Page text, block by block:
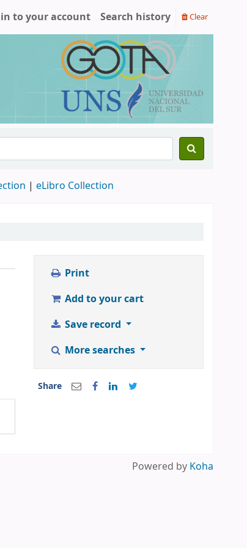
to your account Search history Clear
| eLibro Collection
Print
Add to your cart
Save record
More searches
Share
Powered by Koha